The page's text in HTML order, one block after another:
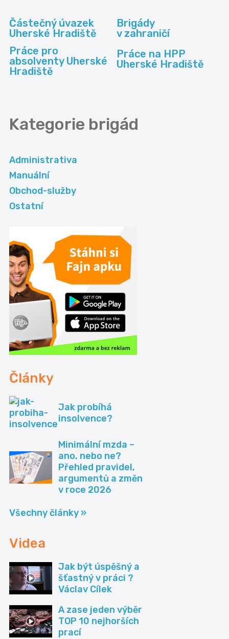
Částečný úvazek
Uherské Hradiště
Brigády
v zahraničí
Práce pro
absolventy Uherské
Hradiště
Práce na HPP
Uherské Hradiště
Kategorie brigád
Administrativa
Manuální
Obchod-služby
Ostatní
Články
Jak probíhá
insolvence?
Minimální mzda –
ano, nebo ne?
Přehled pravidel,
argumentů a změn
v roce 2026
Všechny články »
Videa
Jak být úspěšný a
šťastný v práci ?
Václav Cílek
A zase jeden výběr
TOP 10 nejhorších
prací